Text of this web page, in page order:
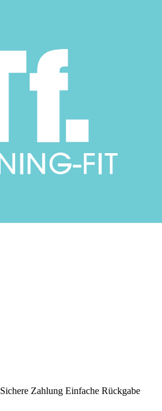
Sichere Zahlung Einfache Rückgabe